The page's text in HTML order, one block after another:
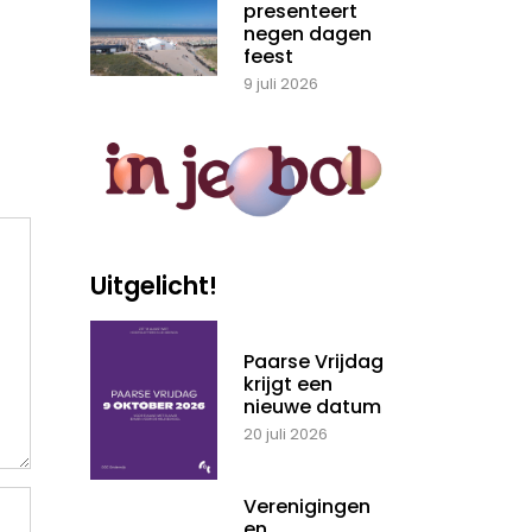
presenteert
negen dagen
feest
9 juli 2026
Uitgelicht!
Paarse Vrijdag
krijgt een
nieuwe datum
20 juli 2026
Verenigingen